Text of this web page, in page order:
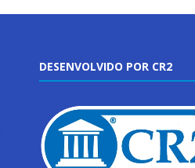
DESENVOLVIDO POR CR2